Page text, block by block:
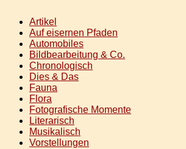
Artikel
Auf eisernen Pfaden
Automobiles
Bildbearbeitung & Co.
Chronologisch
Dies & Das
Fauna
Flora
Fotografische Momente
Literarisch
Musikalisch
Vorstellungen